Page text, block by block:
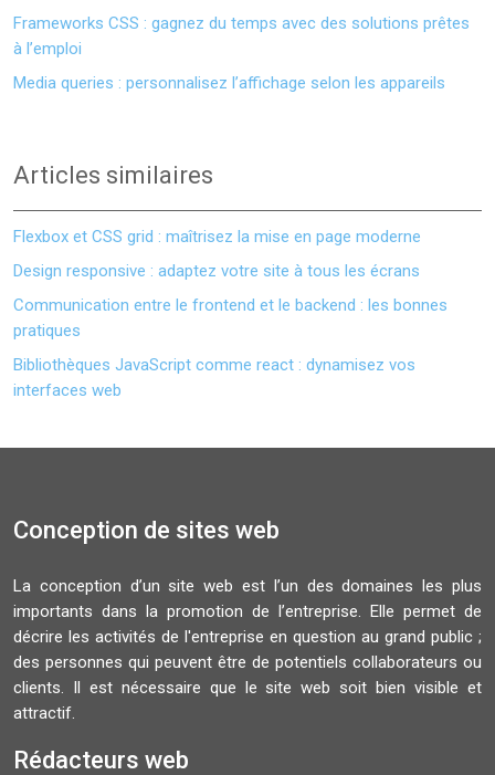
Frameworks CSS : gagnez du temps avec des solutions prêtes
à l’emploi
Media queries : personnalisez l’affichage selon les appareils
Articles similaires
Flexbox et CSS grid : maîtrisez la mise en page moderne
Design responsive : adaptez votre site à tous les écrans
Communication entre le frontend et le backend : les bonnes
pratiques
Bibliothèques JavaScript comme react : dynamisez vos
interfaces web
Conception de sites web
La conception d’un site web est l’un des domaines les plus
importants dans la promotion de l’entreprise. Elle permet de
décrire les activités de l'entreprise en question au grand public ;
des personnes qui peuvent être de potentiels collaborateurs ou
clients. Il est nécessaire que le site web soit bien visible et
attractif.
Rédacteurs web